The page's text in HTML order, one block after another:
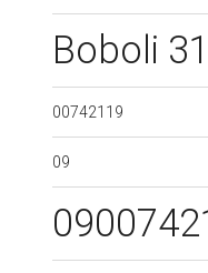
Boboli
00742119
09